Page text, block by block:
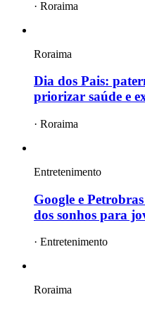
· Roraima
Roraima
Dia dos Pais:
priorizar saúde e
· Roraima
Entretenimento
Google e
dos sonhos para
· Entretenimento
Roraima